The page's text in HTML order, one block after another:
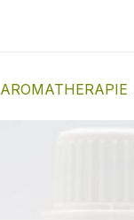
AROMATHERAPIE